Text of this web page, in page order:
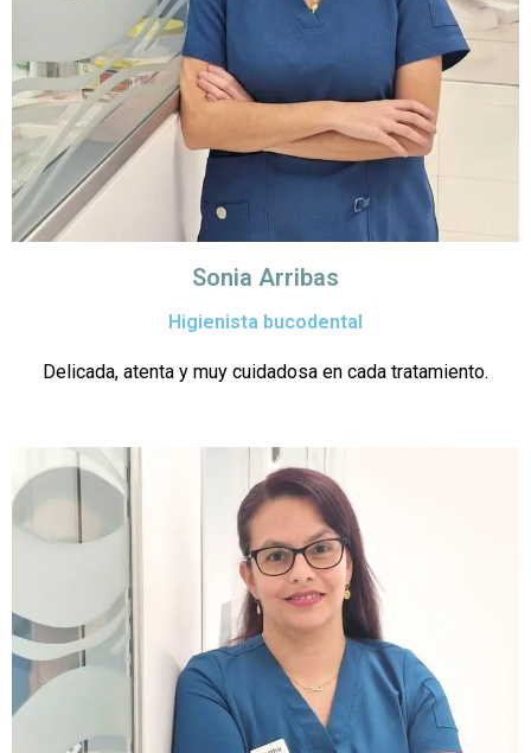
Sonia Arribas
Higienista bucodental
Delicada, atenta y muy cuidadosa en cada tratamiento.